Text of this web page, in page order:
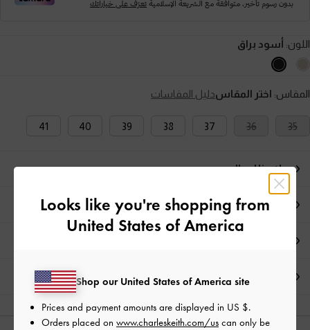
اللون: أسود براق
المقاس: اختر المقاسدليل المقاسات
35
36
37
38
39
40
41
ملاحظات المحرر
تفاصيل المنتج
الشحن والإرجاع
Looks like you're shopping from
United States of America
Shop our United States of America site
Prices and payment amounts are displayed in US $.
Orders placed on www.charleskeith.com/us can only be